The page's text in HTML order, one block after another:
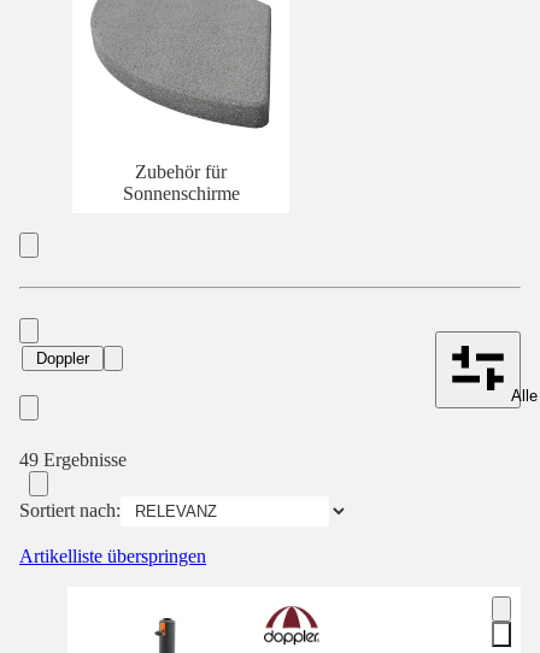
Zubehör für
Sonnenschirme
Doppler
49 Ergebnisse
Sortiert nach:
Artikelliste überspringen